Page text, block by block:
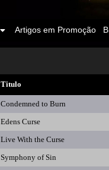
Artigos em Promoção
Titulo
Condemned to Burn
Edens Curse
Live With the Curse
Symphony of Sin